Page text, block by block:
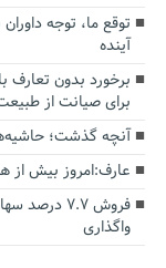
توقع ما، توجه
آینده
برخورد بدون
برای صیانت از
آنچه گذشت؛
عارف:امروز بیش از
فروش ۷.۷
واگذاری